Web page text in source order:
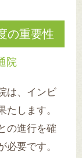
の重要性
院
は、インビ
します。
の進行を確
要です。